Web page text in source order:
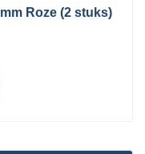
Roze (2 stuks)